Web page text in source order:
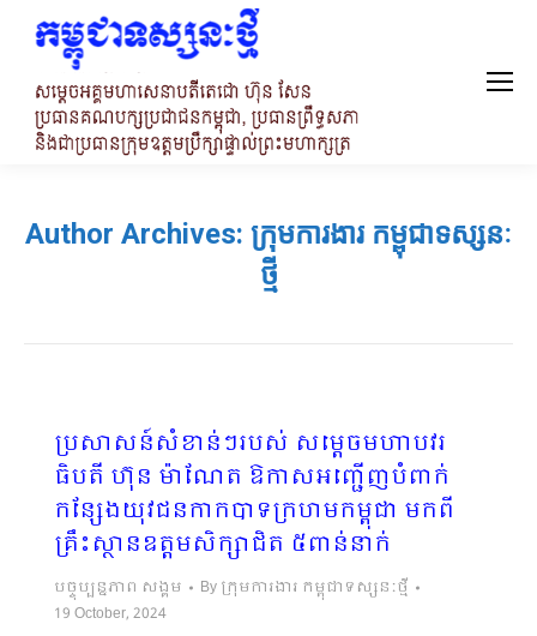
Author Archives: ក្រុមការងារ កម្ពុជាទស្សនៈ
ថ្មី
ប្រសាសន៍សំខាន់ៗរបស់ សម្តេចមហាបវរ
ធិបតី ហ៊ុន ម៉ាណែត ឱកាសអញ្ជើញបំពាក់
កន្សែងយុវជនកាកបាទក្រហមកម្ពុជា មកពី
គ្រឹះស្ថានឧត្តមសិក្សាជិត ៥ពាន់នាក់
បច្ចុប្បន្នភាព សង្គម By ក្រុមការងារ កម្ពុជាទស្សនៈថ្មី
19 October, 2024